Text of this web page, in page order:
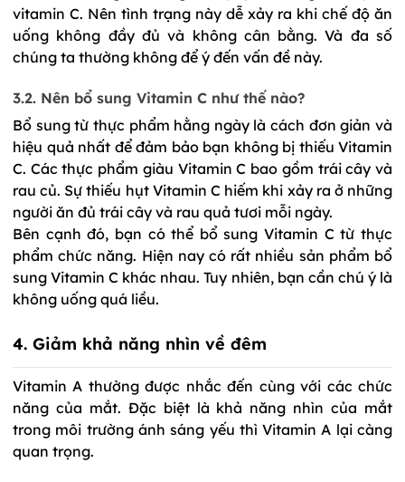
vitamin C. Nên tình trạng này dễ xảy ra khi chế độ ăn
uống không đầy đủ và không cân bằng. Và đa số
chúng ta thường không để ý đến vấn đề này.
3.2. Nên bổ sung Vitamin C như thế nào?
Bổ sung từ thực phẩm hằng ngày là cách đơn giản và
hiệu quả nhất để đảm bảo bạn không bị thiếu Vitamin
C. Các thực phẩm giàu Vitamin C bao gồm trái cây và
rau củ. Sự thiếu hụt Vitamin C hiếm khi xảy ra ở những
người ăn đủ trái cây và rau quả tươi mỗi ngày.
Bên cạnh đó, bạn có thể bổ sung Vitamin C từ thực
phẩm chức năng. Hiện nay có rất nhiều sản phẩm bổ
sung Vitamin C khác nhau. Tuy nhiên, bạn cần chú ý là
không uống quá liều.
4. Giảm khả năng nhìn về đêm
Vitamin A thường được nhắc đến cùng với các chức
năng của mắt. Đặc biệt là khả năng nhìn của mắt
trong môi trường ánh sáng yếu thì Vitamin A lại càng
quan trọng.